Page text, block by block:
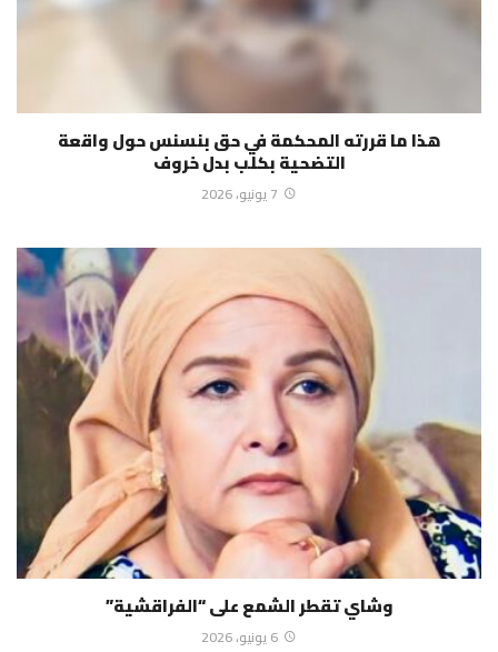
هذا ما قررته المحكمة في حق بنسنس حول واقعة
التضحية بكلب بدل خروف
7 يونيو، 2026
وشاي تقطر الشمع على “الفراقشية”
6 يونيو، 2026